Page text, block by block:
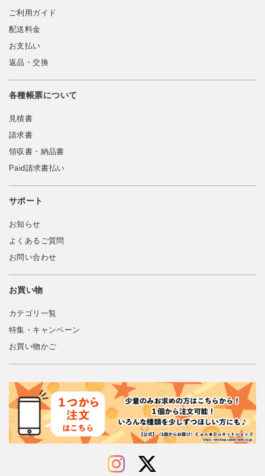
ご利用ガイド
配送料金
お支払い
返品・交換
各種帳票について
見積書
請求書
領収書・納品書
Paid請求書払い
サポート
お知らせ
よくあるご質問
お問い合わせ
お買い物
カテゴリ一覧
特集・キャンペーン
お買い物かご